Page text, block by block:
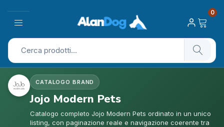
0
CATALOGO BRAND
Jojo Modern Pets
Catalogo completo Jojo Modern Pets ordinato in un unico
listing, con paginazione reale e navigazione coerente tra